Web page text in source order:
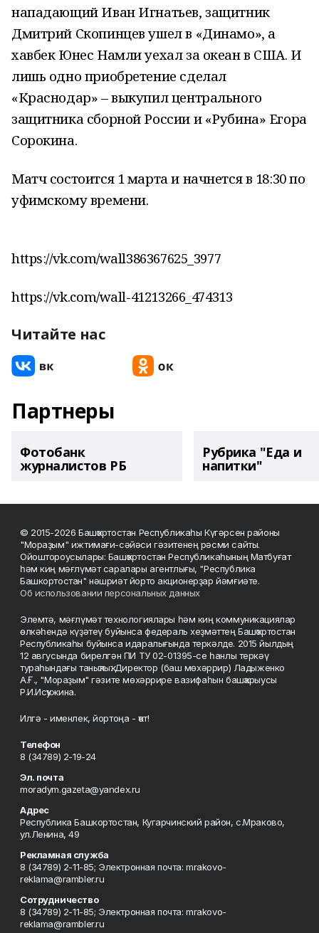
нападающий Иван Игнатьев, защитник
Дмитрий Скопинцев ушел в «Динамо», а
хавбек Юнес Намли уехал за океан в США. И
лишь одно приобретение сделал
«Краснодар» – выкупил центрального
защитника сборной России и «Рубина» Егора
Сорокина.
Матч состоится 1 марта и начнется в 18:30 по
уфимскому времени.
https://vk.com/wall386367625_3977
https://vk.com/wall-41213266_474313
Читайте нас
Партнеры
Фотобанк
журналистов РБ
Рубрика "Еда и
напитки"
© 2015-2026 Башҡортостан Республикаһы Күгәрсен районы
"Мораҙым" ижтимағи-сәйәси гәзитенең рәсми сайты.
Ойоштороусылары: Башҡортостан Республикаһының Матбуғат
һәм киң мәғлүмәт саралары агентлығы, "Республика
Башкортостан" нәшриәт йорто акционерҙар йәмғиәте.
Об использовании персональных данных
Элемтә, мәғлүмәт технологиялары һәм киң коммуникациялар
өлкәһендә күҙәтеү буйынса федераль хеҙмәттең Башҡортостан
Республикаһы буйынса идаралығында теркәлде. 2015 йылдың
12 авгусында бирелгән ПИ ТУ 02-01395-се һанлы теркәү
тураһындағы таныҡлыҡ. Директор (баш мөхәррир) Ладыженко
А.Ғ., "Мораҙым" гәзите мөхәррире вазифаһын башҡарыусы
Р.И.Исҡужина.
Илгә - именлек, йортоңа - ҡот!
Телефон
8 (34789) 2-19-24
Эл. почта
moradym.gazeta@yandex.ru
Адрес
Республика Башкортостан, Кугарчинский район, с.Мраково,
ул.Ленина, 49
Рекламная служба
8 (34789) 2-11-85; Электронная почта: mrakovo-
reklama@rambler.ru
Сотрудничество
8 (34789) 2-11-85; Электронная почта: mrakovo-
reklama@rambler.ru